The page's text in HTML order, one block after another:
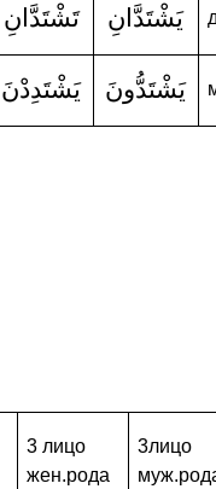
تَشْتَدَّانِ يَشْتَدَّانِ
يَشْتَدِدْنَ يَشْتَدُّونَ
3 лицо
жен.рода
3лицо